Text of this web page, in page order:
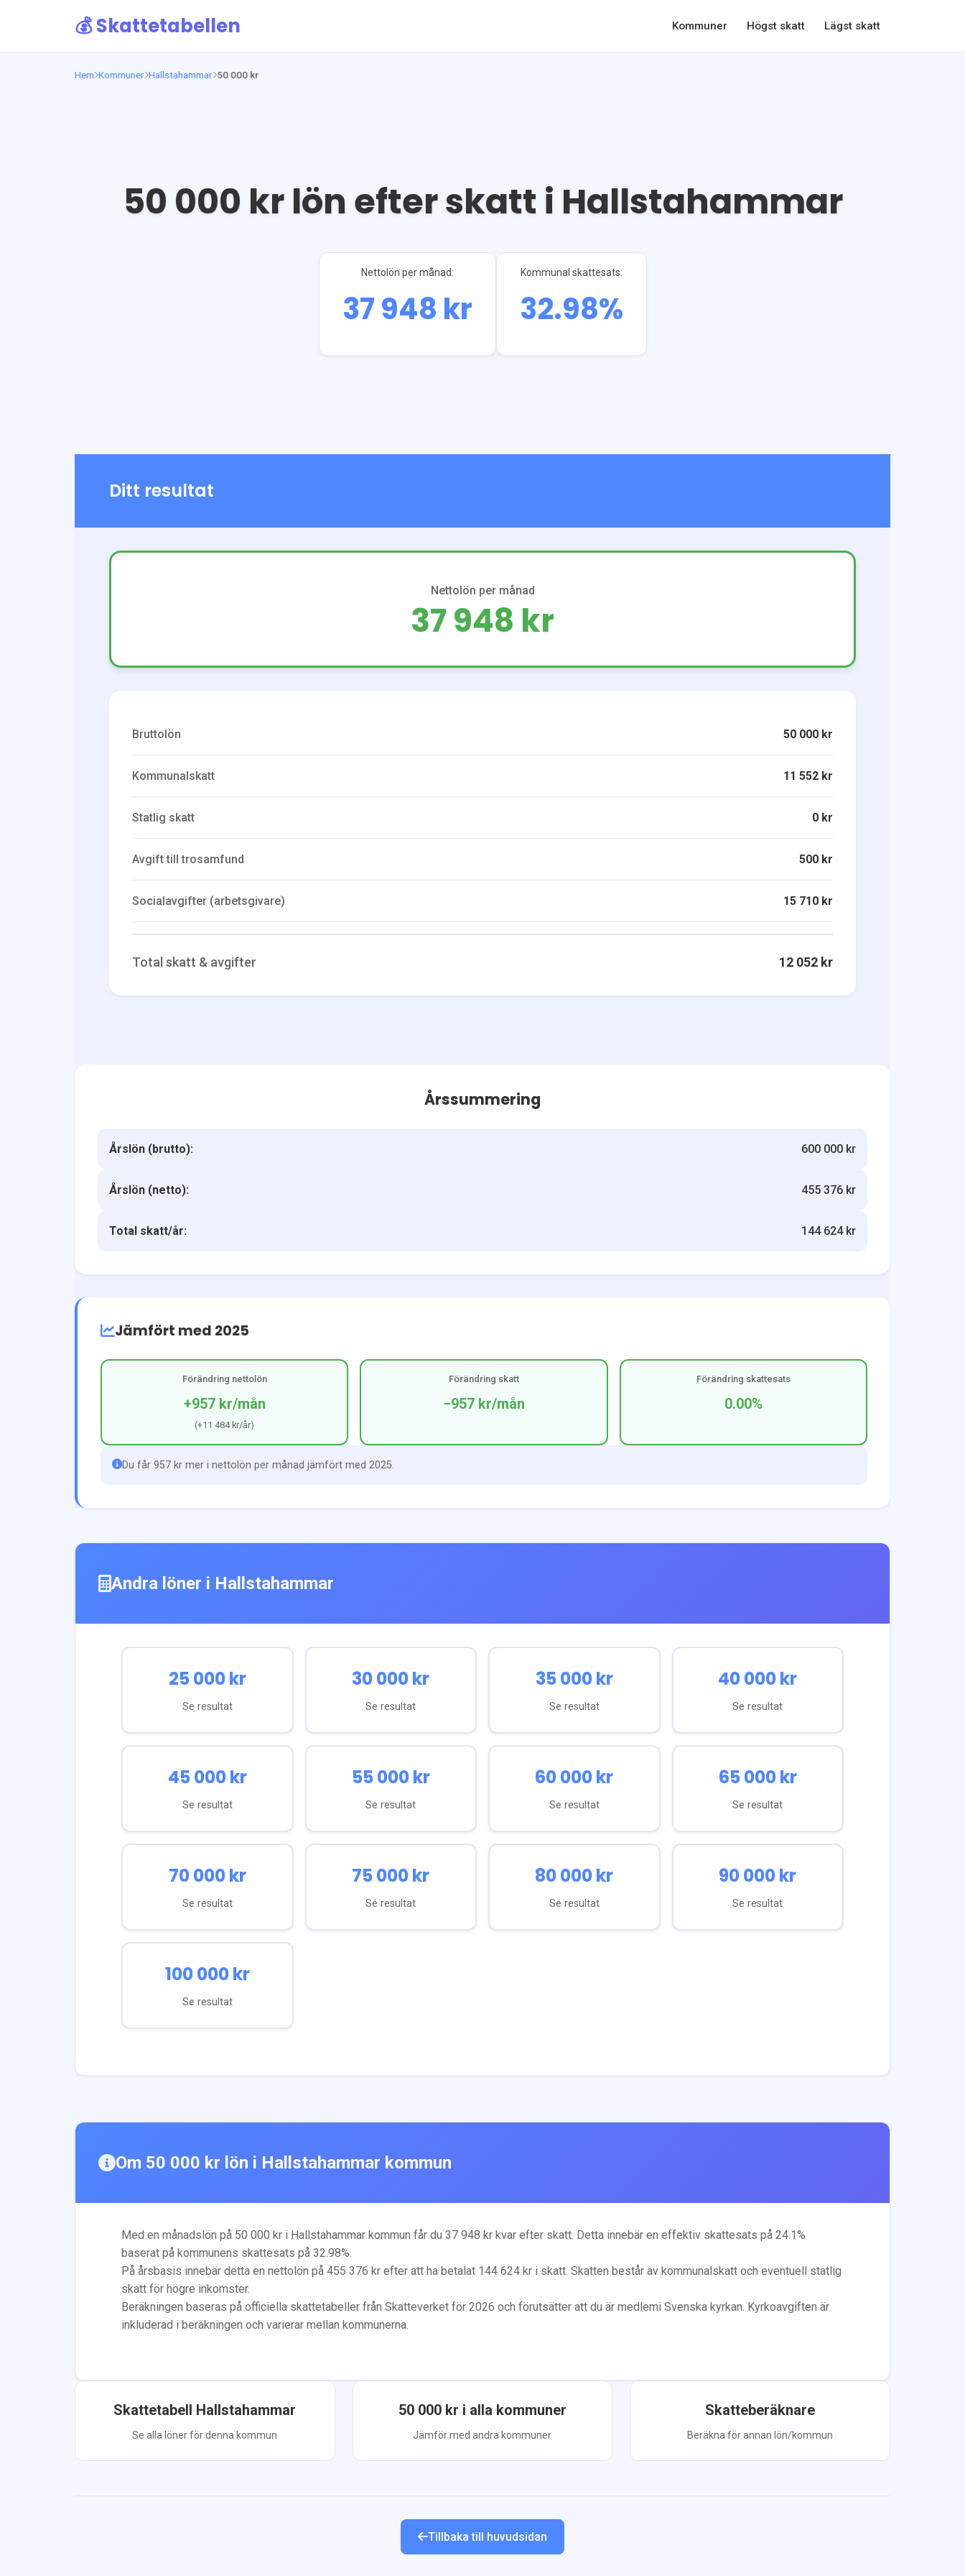
💰 Skattetabellen Kommuner Högst skatt Lägst skatt
Hem Kommuner Hallstahammar 50 000 kr
50 000 kr lön efter skatt i Hallstahammar
Nettolön per månad:
37 948 kr
Kommunal skattesats:
32.98%
Ditt resultat
Nettolön per månad
37 948 kr
Bruttolön 50 000 kr
Kommunalskatt 11 552 kr
Statlig skatt 0 kr
Avgift till trosamfund 500 kr
Socialavgifter (arbetsgivare) 15 710 kr
Total skatt & avgifter 12 052 kr
Årssummering
Årslön (brutto): 600 000 kr
Årslön (netto): 455 376 kr
Total skatt/år: 144 624 kr
Jämfört med 2025
Förändring nettolön
+957 kr/mån
(+11 484 kr/år)
Förändring skatt
−957 kr/mån
Förändring skattesats
0.00%
Du får 957 kr mer i nettolön per månad jämfört med 2025.
Andra löner i Hallstahammar
25 000kr
Se resultat
30 000kr
Se resultat
35 000kr
Se resultat
40 000kr
Se resultat
45 000kr
Se resultat
55 000kr
Se resultat
60 000kr
Se resultat
65 000kr
Se resultat
70 000kr
Se resultat
75 000kr
Se resultat
80 000kr
Se resultat
90 000kr
Se resultat
100 000kr
Se resultat
Om 50 000 kr lön i Hallstahammar kommun
Med en månadslön på 50 000 kr i Hallstahammar kommun får du 37 948 kr kvar efter skatt. Detta innebär en effektiv skattesats på 24.1%
baserat på kommunens skattesats på 32.98%.
På årsbasis innebär detta en nettolön på 455 376 kr efter att ha betalat 144 624 kr i skatt. Skatten består av kommunalskatt och eventuell statlig
skatt för högre inkomster.
Beräkningen baseras på officiella skattetabeller från Skatteverket för 2026 och förutsätter att du är medlemi Svenska kyrkan. Kyrkoavgiften är
inkluderad i beräkningen och varierar mellan kommunerna.
Skattetabell Hallstahammar
Se alla löner för denna kommun
50 000kr i alla kommuner
Jämför med andra kommuner
Skatteberäknare
Beräkna för annan lön/kommun
Tillbaka till huvudsidan